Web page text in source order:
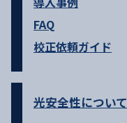
FAQ
校正依頼ガイド
光安全性について